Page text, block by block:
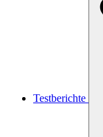
Testberichte